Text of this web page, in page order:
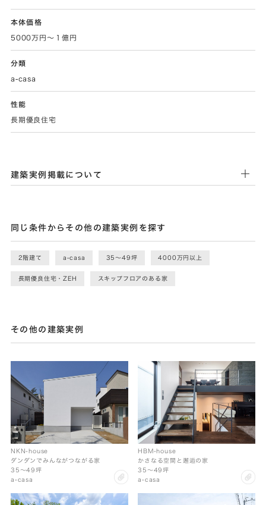
本体価格
5000万円～１億円
分類
a-casa
性能
長期優良住宅
建築実例掲載について
同じ条件からその他の建築実例を探す
2階建て a-casa 35〜49坪 4000万円以上
長期優良住宅・ZEH スキップフロアのある家
その他の建築実例
NKN-house
ダンダンでみんながつながる家
35〜49坪
a-casa
HBM-house
かさなる空間と邂逅の家
35〜49坪
a-casa